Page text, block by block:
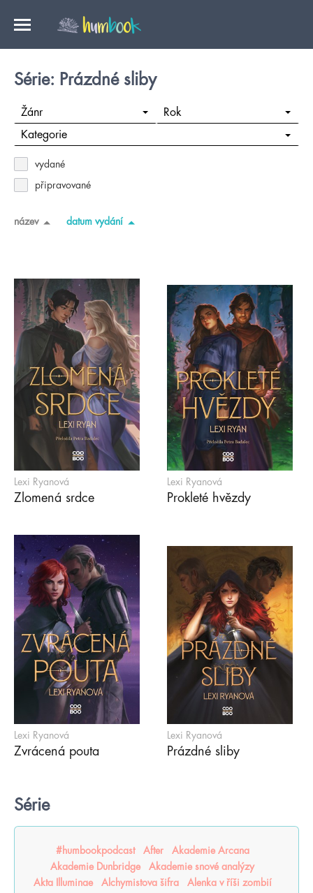
Série: Prázdné sliby
Žánr Rok
Kategorie
vydané
připravované
název datum vydání
Lexi Ryanová
Zlomená srdce
Lexi Ryanová
Prokleté hvězdy
Lexi Ryanová
Zvrácená pouta
Lexi Ryanová
Prázdné sliby
Série
#humbookpodcast After
Akademie Arcana
Akademie Dunbridge
Akademie snové analýzy
Akta Illuminae
Alchymistova šifra
Alenka v říši zombií